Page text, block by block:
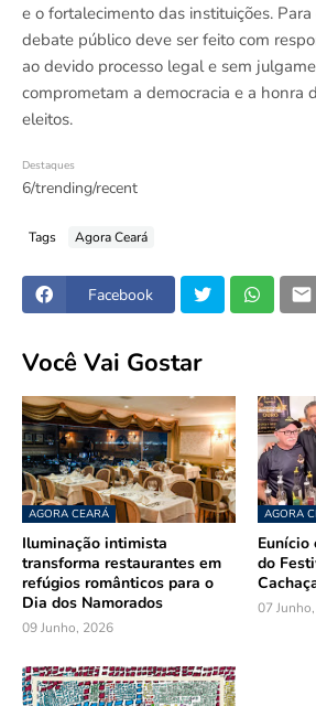
e o fortalecimento das instituições.
debate público deve ser feito com
ao devido processo legal e sem
comprometam a democracia e a honra
eleitos.
Destaques
6/trending/recent
Tags Agora Ceará
Facebook
Você Vai Gostar
AGORA CEARÁ
Iluminação intimista
transforma restaurantes em
refúgios românticos para o
Dia dos Namorados
09 Junho, 2026
AGORA
Eunício
do
07